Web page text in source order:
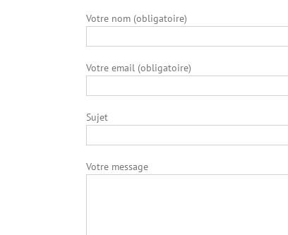
Votre nom (obligatoire)
Votre email (obligatoire)
Sujet
Votre message